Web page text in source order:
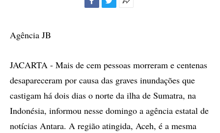
Agência JB
JACARTA - Mais de cem pessoas morreram e centenas
desapareceram por causa das graves inundações que
castigam há dois dias o norte da ilha de Sumatra, na
Indonésia, informou nesse domingo a agência estatal de
notícias Antara. A região atingida, Aceh, é a mesma